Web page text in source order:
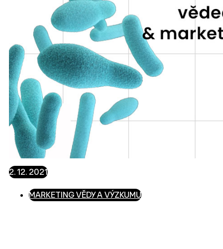
2. 12. 2021
MARKETING VĚDY A VÝZKUMU